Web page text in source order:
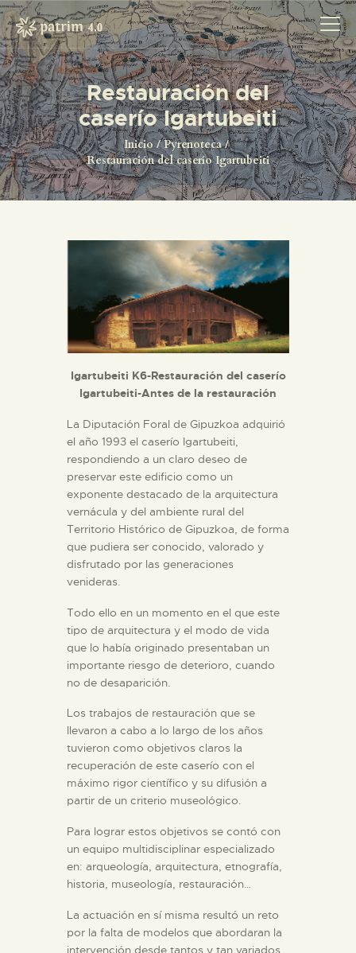
Restauración del
caserío Igartubeiti
Inicio
Pyrenoteca
Restauración del caserío Igartubeiti
INICIO
PYRENOTECA 4.0
PROYECTOS
LA RED
Igartubeiti K6-Restauración del caserío
Igartubeiti-Antes de la restauración
La Diputación Foral de Gipuzkoa adquirió
el año 1993 el caserío Igartubeiti,
respondiendo a un claro deseo de
preservar este edificio como un
exponente destacado de la arquitectura
vernácula y del ambiente rural del
Territorio Histórico de Gipuzkoa, de forma
que pudiera ser conocido, valorado y
disfrutado por las generaciones
venideras.
Todo ello en un momento en el que este
tipo de arquitectura y el modo de vida
que lo había originado presentaban un
importante riesgo de deterioro, cuando
no de desaparición.
Los trabajos de restauración que se
llevaron a cabo a lo largo de los años
tuvieron como objetivos claros la
recuperación de este caserío con el
máximo rigor científico y su difusión a
partir de un criterio museológico.
Para lograr estos objetivos se contó con
un equipo multidisciplinar especializado
en: arqueología, arquitectura, etnografía,
historia, museología, restauración…
La actuación en sí misma resultó un reto
por la falta de modelos que abordaran la
intervención desde tantos y tan variados